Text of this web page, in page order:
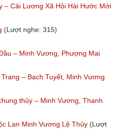
– Cải Lương Xã Hội Hài Hước Mới
(Lượt nghe: 315)
– Minh Vương, Phượng Mai
– Bạch Tuyết, Minh Vương
thủy – Minh Vương, Thanh
Lan Minh Vương Lệ Thủy (Lượt